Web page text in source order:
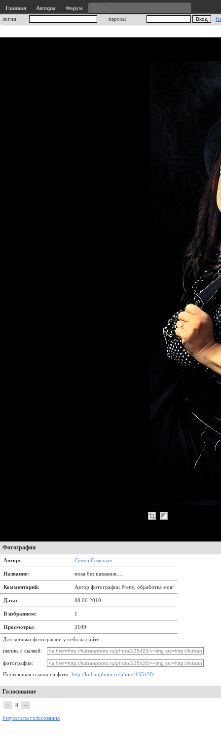
Главная Авторы
Форум
логин:
пароль:
Фотография
Автор: Семен Семеныч
Название: пока без названия....
Комментарий: Автор фотографии Pretty, обработка моя!
Дата: 08.06.2010
В избранном: 1
Просмотры: 3109
Для вставки фотографии у себя на сайте:
иконка с сылкой:
фотография:
Постоянная ссылка на фото: http://kubanphoto.ru/photo/135420/
Голосование
+ 8 –
Результаты голосования